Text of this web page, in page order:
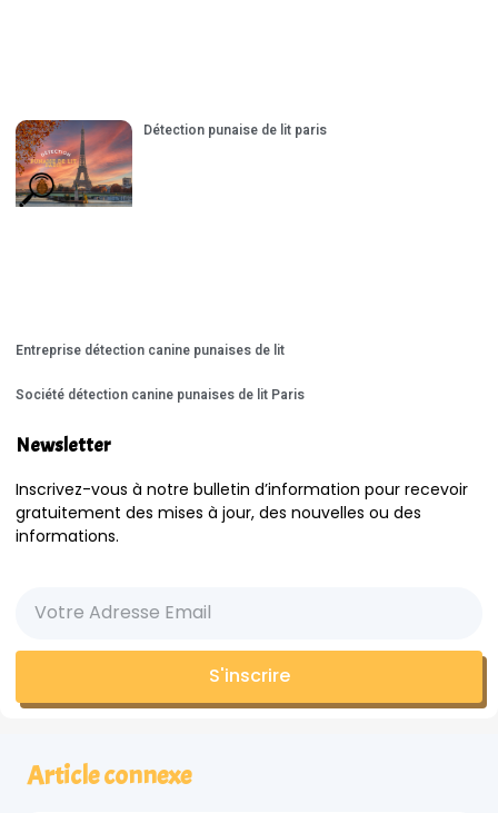
Détection punaise de lit paris
Entreprise détection canine punaises de lit
Société détection canine punaises de lit Paris
Newsletter
Inscrivez-vous à notre bulletin d’information pour recevoir
gratuitement des mises à jour, des nouvelles ou des
informations.
S'inscrire
Article connexe